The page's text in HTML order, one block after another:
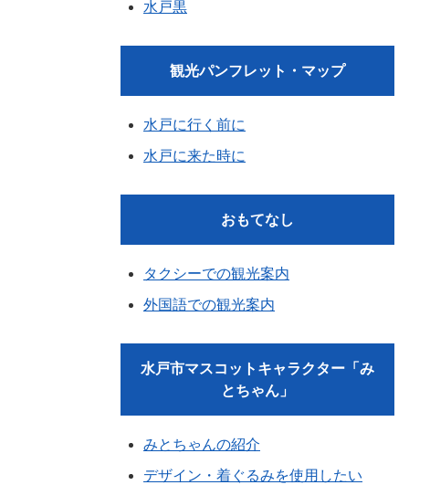
水戸黒
観光パンフレット・マップ
水戸に行く前に
水戸に来た時に
おもてなし
タクシーでの観光案内
外国語での観光案内
水戸市マスコットキャラクター「み
とちゃん」
みとちゃんの紹介
デザイン・着ぐるみを使用したい